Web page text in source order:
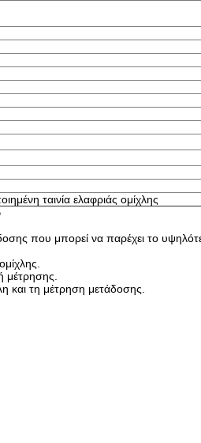
ταινία ελαφριάς ομίχλης
που μπορεί να παρέχει το
μέτρησης.
και τη μέτρηση μετάδοσης.